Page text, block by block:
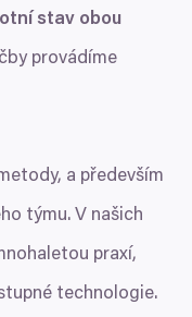
stav obou
provádíme
a především
týmu. V našich
praxí,
technologie.